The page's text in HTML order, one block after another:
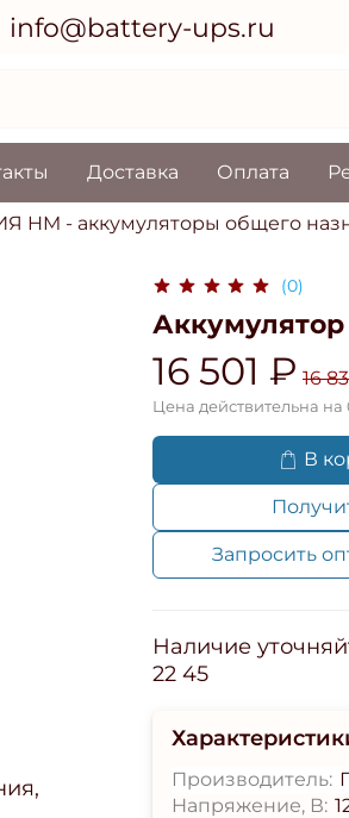
info@battery-ups.ru
Доставка Оплата
HM - аккумуляторы общего
(0)
Аккумулятор
16 501 ₽ 16
Цена действительна на
В
Запросить
Наличие
22 45
Производитель:
Напряжение, В: